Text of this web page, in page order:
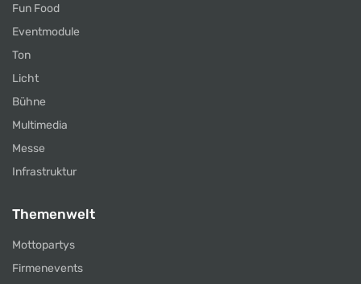
Fun Food
Eventmodule
Ton
Licht
Bühne
Multimedia
Messe
Infrastruktur
Themenwelt
Mottopartys
Firmenevents